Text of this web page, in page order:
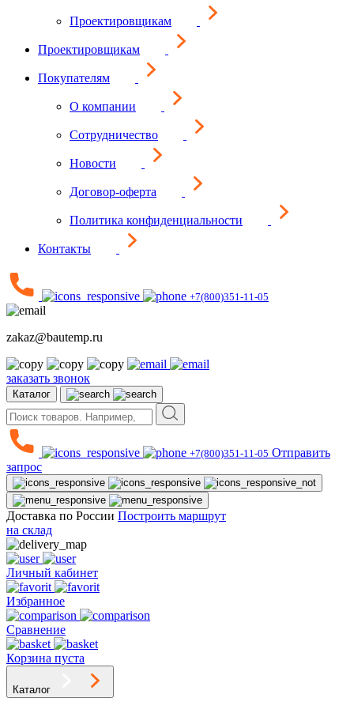
Проектировщикам
Проектировщикам
Покупателям
О компании
Сотрудничество
Новости
Договор-оферта
Политика конфиденциальности
Контакты
+7(800)351-11-05
zakaz@bautemp.ru
заказать звонок
Каталог
+7(800)351-11-05 Отправить
запрос
Доставка по России Построить маршрут
на склад
Личный кабинет
Избранное
Сравнение
Корзина пуста
Каталог